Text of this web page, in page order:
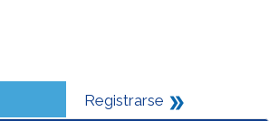
Registrarse